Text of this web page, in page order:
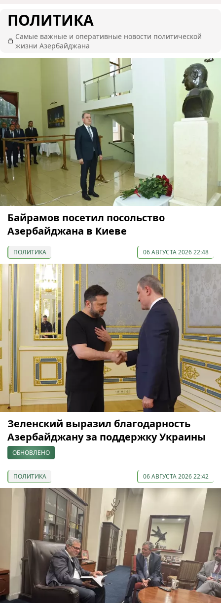
ПОЛИТИКА
Самые важные и оперативные новости политической
жизни Азербайджана
Байрамов посетил посольство
Азербайджана в Киеве
ПОЛИТИКА 06 АВГУСТА 2026 22:48
Зеленский выразил благодарность
Азербайджану за поддержку Украины
ОБНОВЛЕНО
ПОЛИТИКА 06 АВГУСТА 2026 22:42